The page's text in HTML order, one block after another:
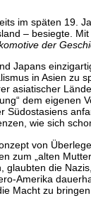
im späten 19.
– besiegte.
der
Japans
in Asien zu
asiatischer
dem
wie sich
von
„alten
die
Amerika
Macht zu